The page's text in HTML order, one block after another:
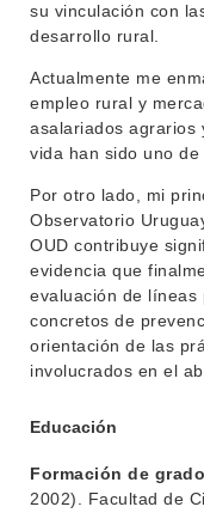
su vinculación con
desarrollo rural.
Actualmente me
empleo rural y
asalariados agrarios
vida han sido uno
Por otro lado, mi
Observatorio
OUD contribuye
evidencia que
evaluación de líneas
concretos de
orientación de las
involucrados en el
Educación
Formación de
2002). Facultad de